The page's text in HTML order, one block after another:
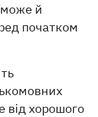
може й
початком
від хорошого